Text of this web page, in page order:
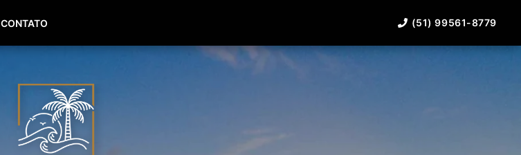
(51) 99561-8779
CONTATO (51) 99561-8779